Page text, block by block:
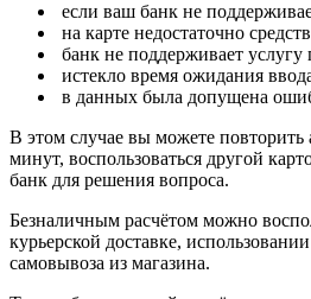
если ваш банк не
на карте недостаточно
банк не поддерживает услугу
истекло время ожидания
в данных была допущена
В этом случае вы можете повторить
минут, воспользоваться другой
банк для решения вопроса.
Безналичным расчётом можно
курьерской доставке,
самовывоза из магазина.